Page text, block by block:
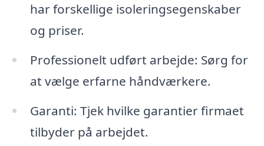
har forskellige isoleringsegenskaber
og priser.
Professionelt udført arbejde: Sørg for
at vælge erfarne håndværkere.
Garanti: Tjek hvilke garantier firmaet
tilbyder på arbejdet.